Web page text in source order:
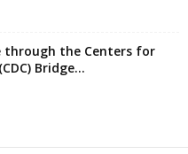
through the Centers for
Bridge...